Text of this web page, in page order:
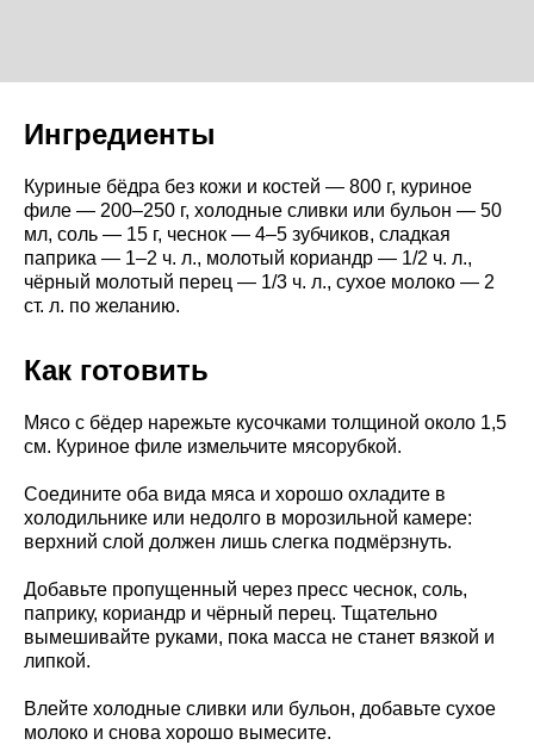
Ингредиенты
Куриные бёдра без кожи и костей — 800 г, куриное
филе — 200–250 г, холодные сливки или бульон — 50
мл, соль — 15 г, чеснок — 4–5 зубчиков, сладкая
паприка — 1–2 ч. л., молотый кориандр — 1/2 ч. л.,
чёрный молотый перец — 1/3 ч. л., сухое молоко — 2
ст. л. по желанию.
Как готовить
Мясо с бёдер нарежьте кусочками толщиной около 1,5
см. Куриное филе измельчите мясорубкой.
Соедините оба вида мяса и хорошо охладите в
холодильнике или недолго в морозильной камере:
верхний слой должен лишь слегка подмёрзнуть.
Добавьте пропущенный через пресс чеснок, соль,
паприку, кориандр и чёрный перец. Тщательно
вымешивайте руками, пока масса не станет вязкой и
липкой.
Влейте холодные сливки или бульон, добавьте сухое
молоко и снова хорошо вымесите.